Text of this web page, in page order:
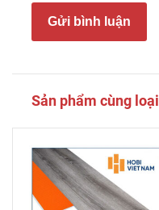
Gửi bình luận
Sản phẩm cùng loại